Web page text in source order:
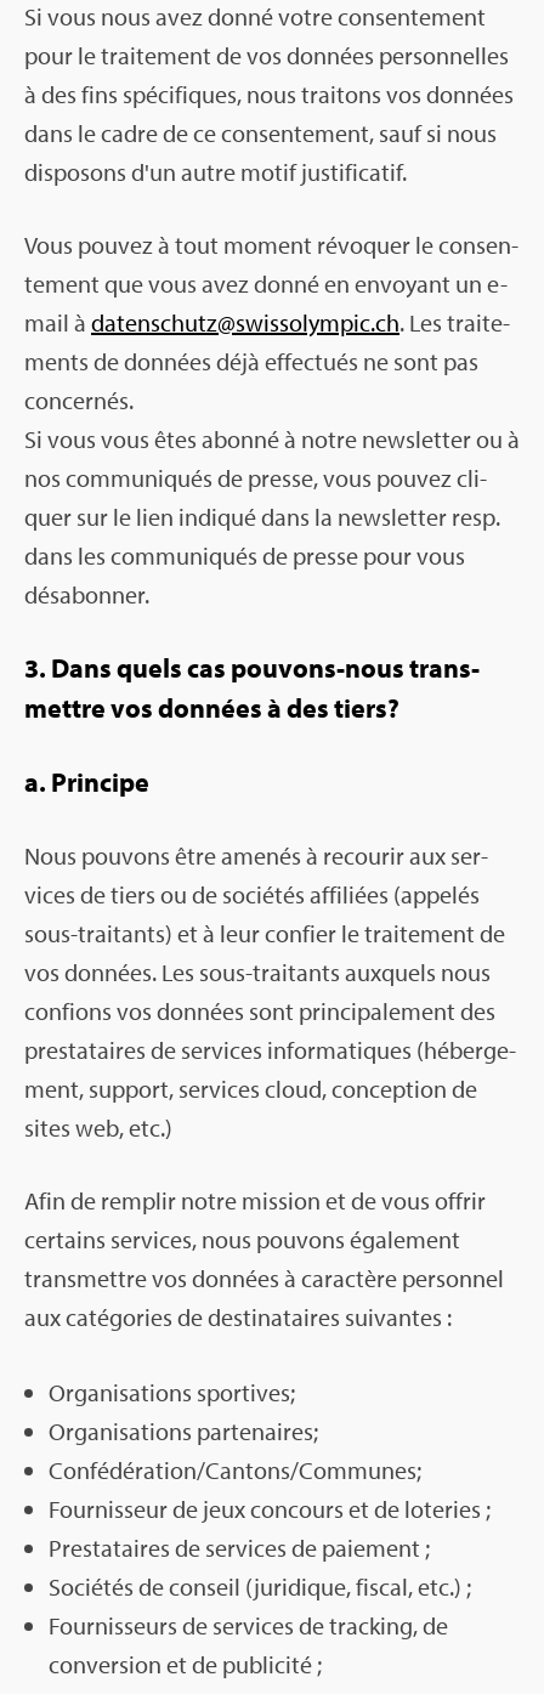
Si vous nous avez donné votre consen­te­ment
pour le trai­te­ment de vos don­nées per­son­nelles
à des fins spé­ci­fiques, nous trai­tons vos don­nées
dans le cadre de ce consen­te­ment, sauf si nous
dis­po­sons d'un autre motif jus­ti­fi­ca­tif.
Vous pou­vez à tout moment révo­quer le consen­
te­ment que vous avez donné en envoyant un e-
mail à daten­schutz@​swi​ssol​ympi​c.​ch. Les trai­te­
ments de don­nées déjà effec­tués ne sont pas
concer­nés.
Si vous vous êtes abonné à notre news­let­ter ou à
nos com­mu­ni­qués de presse, vous pou­vez cli­
quer sur le lien indi­qué dans la news­let­ter resp.
dans les com­mu­ni­qués de presse pour vous
désa­bon­ner.
3. Dans quels cas pou­vons-nous trans­
mettre vos don­nées à des tiers?
a. Prin­cipe
Nous pou­vons être ame­nés à recou­rir aux ser­
vices de tiers ou de socié­tés affi­liées (appe­lés
sous-trai­tants) et à leur confier le trai­te­ment de
vos don­nées. Les sous-trai­tants aux­quels nous
confions vos don­nées sont prin­ci­pa­le­ment des
pres­ta­taires de ser­vices infor­ma­tiques (héber­ge­
ment, sup­port, ser­vices cloud, concep­tion de
sites web, etc.)
Afin de rem­plir notre mis­sion et de vous offrir
cer­tains ser­vices, nous pou­vons éga­le­ment
trans­mettre vos don­nées à carac­tère per­son­nel
aux caté­go­ries de des­ti­na­taires sui­vantes :
Orga­ni­sa­tions spor­tives;
Orga­ni­sa­tions par­te­naires;
Confé­dé­ra­tion/Can­tons/Com­munes;
Four­nis­seur de jeux concours et de lote­ries ;
Pres­ta­taires de ser­vices de paie­ment ;
Socié­tés de conseil (juri­dique, fis­cal, etc.) ;
Four­nis­seurs de ser­vices de tra­cking, de
conver­sion et de publi­cité ;